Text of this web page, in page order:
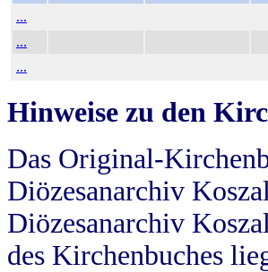
...
...
...
Hinweise zu den
Das Original-
Diözesanarchiv
Diözesanarchiv
des Kirchenbuches